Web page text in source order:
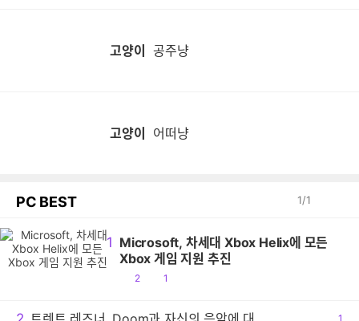
고양이 공주냥
고양이 어떠냥
PC BEST 1/1
1 Microsoft, 차세대 Xbox Helix에 모든
Xbox 게임 지원 추진
공
2
댓1
공1